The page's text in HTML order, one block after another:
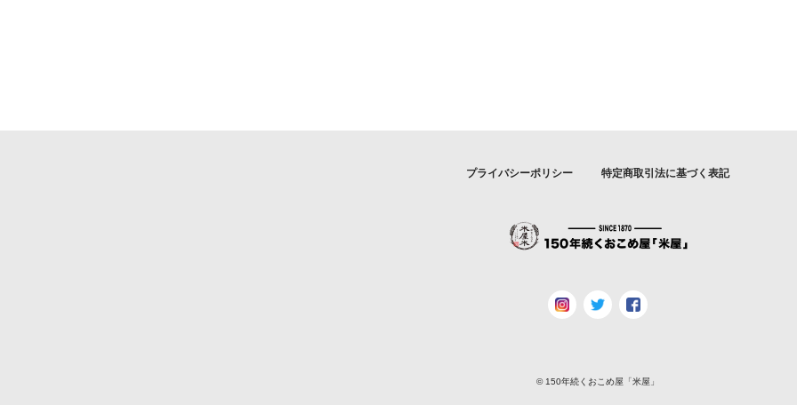
プライバシーポリシー 特定商取引法に基づく表記
© 150年続くおこめ屋「米屋」